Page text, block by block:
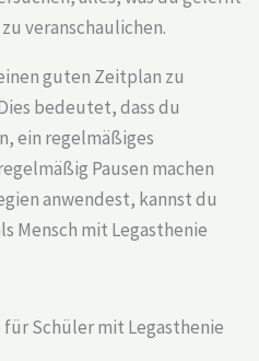
veranschaulichen.
guten Zeitplan zu
bedeutet, dass du
ein regelmäßiges
Pausen machen
anwendest, kannst du
Mensch mit Legasthenie
Schüler mit Legasthenie